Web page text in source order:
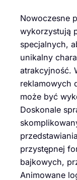
Nowoczesne
wykorzystują
specjalnych,
unikalny
atrakcyjność.
reklamowych
może być
Doskonale
przystępnej
bajkowych,
Animowane